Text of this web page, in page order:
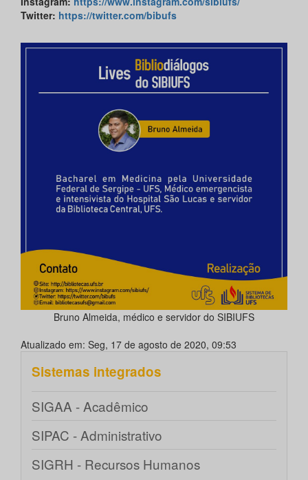
Twitter: https://twitter.com/bibufs
Bruno Almeida, médico e servidor do SIBIUFS
Atualizado em: Seg, 17 de agosto de 2020, 09:53
Sistemas integrados
SIGAA - Acadêmico
SIPAC - Administrativo
SIGRH - Recursos Humanos